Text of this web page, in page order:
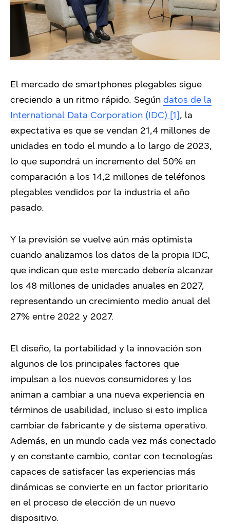
El mercado de smartphones plegables sigue
creciendo a un ritmo rápido. Según datos de la
International Data Corporation (IDC) [1], la
expectativa es que se vendan 21,4 millones de
unidades en todo el mundo a lo largo de 2023,
lo que supondrá un incremento del 50% en
comparación a los 14,2 millones de teléfonos
plegables vendidos por la industria el año
pasado.
Y la previsión se vuelve aún más optimista
cuando analizamos los datos de la propia IDC,
que indican que este mercado debería alcanzar
los 48 millones de unidades anuales en 2027,
representando un crecimiento medio anual del
27% entre 2022 y 2027.
El diseño, la portabilidad y la innovación son
algunos de los principales factores que
impulsan a los nuevos consumidores y los
animan a cambiar a una nueva experiencia en
términos de usabilidad, incluso si esto implica
cambiar de fabricante y de sistema operativo.
Además, en un mundo cada vez más conectado
y en constante cambio, contar con tecnologías
capaces de satisfacer las experiencias más
dinámicas se convierte en un factor prioritario
en el proceso de elección de un nuevo
dispositivo.